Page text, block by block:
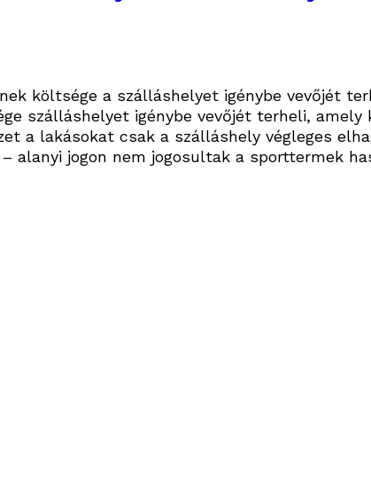
költsége a szálláshelyet igénybe vevőjét
szálláshelyet igénybe vevőjét terheli, amely
a lakásokat csak a szálláshely végleges
alanyi jogon nem jogosultak a sporttermek